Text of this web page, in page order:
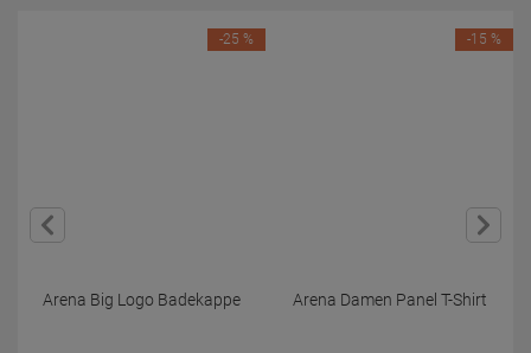
Arena Big Logo Badekappe
-25 %
Arena Damen Panel T-Shirt
-15 %